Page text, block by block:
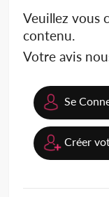
Veuillez vous
contenu.
Votre avis
Se
Créer